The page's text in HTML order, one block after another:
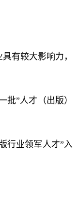
有较大影响力，
”人才（出版）
行业领军人才”入